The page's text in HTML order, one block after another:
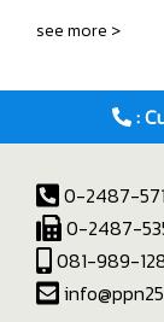
see more >
:
0-2487-
0-2487-
081-989-